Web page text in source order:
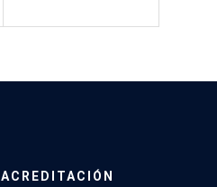
ACREDITACIÓN